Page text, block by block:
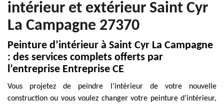
intérieur et extérieur Saint Cyr
La Campagne 27370
Peinture d’intérieur à Saint Cyr La Campagne
: des services complets offerts par
l’entreprise Entreprise CE
Vous projetez de peindre l’intérieur de votre nouvelle
construction ou vous voulez changer votre peinture d’intérieur,